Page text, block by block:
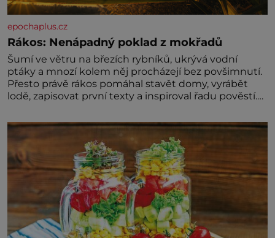
epochaplus.cz
Rákos: Nenápadný poklad z mokřadů
Šumí ve větru na březích rybníků, ukrývá vodní
ptáky a mnozí kolem něj procházejí bez povšimnutí.
Přesto právě rákos pomáhal stavět domy, vyrábět
lodě, zapisovat první texty a inspiroval řadu pověstí.
už tisíce let. Většina lidí vnímá rákos jen jako
obyčejnou kulisu letního koupání. Stačí se však
podívat